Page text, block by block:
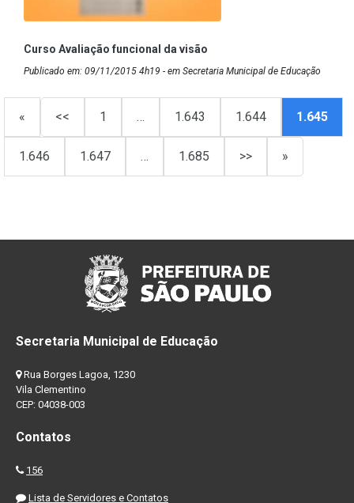
Curso Avaliação funcional da visão
Publicado em: 09/11/2015 4h19 - em Secretaria Municipal de Educação
« << 1 … 1.643 1.644 1.645
1.646 1.647 … 1.685 >> »
Secretaria Municipal de Educação
Rua Borges Lagoa, 1230
Vila Clementino
CEP: 04038-003
Contatos
156
Lista de Servidores e Contatos